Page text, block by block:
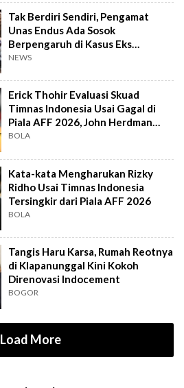
Tak Berdiri Sendiri, Pengamat
Unas Endus Ada Sosok
Berpengaruh di Kasus Eks
Jampidsus
NEWS
Erick Thohir Evaluasi Skuad
Timnas Indonesia Usai Gagal di
Piala AFF 2026, John Herdman
Out?
BOLA
Kata-kata Mengharukan Rizky
Ridho Usai Timnas Indonesia
Tersingkir dari Piala AFF 2026
BOLA
Tangis Haru Karsa, Rumah Reotnya
di Klapanunggal Kini Kokoh
Direnovasi Indocement
BOGOR
Load More